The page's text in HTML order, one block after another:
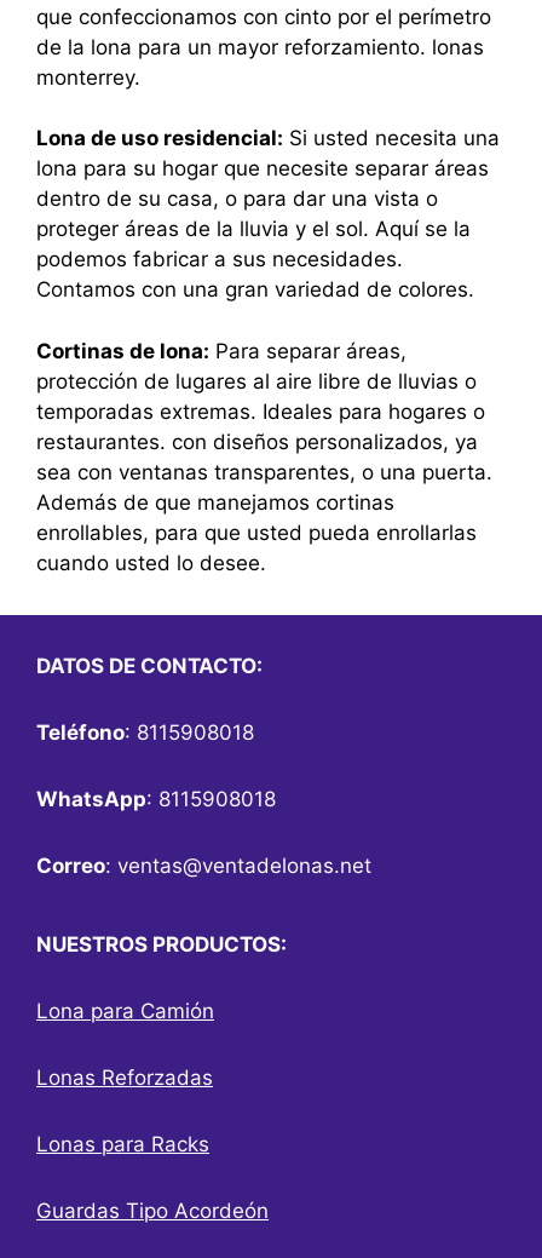
que confeccionamos con cinto por el perímetro
de la lona para un mayor reforzamiento. lonas
monterrey.
Lona de uso residencial: Si usted necesita una
lona para su hogar que necesite separar áreas
dentro de su casa, o para dar una vista o
proteger áreas de la lluvia y el sol. Aquí se la
podemos fabricar a sus necesidades.
Contamos con una gran variedad de colores.
Cortinas de lona: Para separar áreas,
protección de lugares al aire libre de lluvias o
temporadas extremas. Ideales para hogares o
restaurantes. con diseños personalizados, ya
sea con ventanas transparentes, o una puerta.
Además de que manejamos cortinas
enrollables, para que usted pueda enrollarlas
cuando usted lo desee.
DATOS DE CONTACTO:
Teléfono: 8115908018
WhatsApp: 8115908018
Correo: ventas@ventadelonas.net
NUESTROS PRODUCTOS:
Lona para Camión
Lonas Reforzadas
Lonas para Racks
Guardas Tipo Acordeón